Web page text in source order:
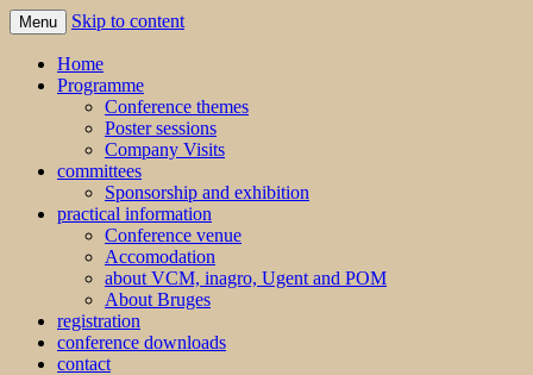
MS2013
Menu Skip to content
Home
Programme
Conference themes
Poster sessions
Company Visits
committees
Sponsorship and exhibition
practical information
Conference venue
Accomodation
about VCM, inagro, Ugent and POM
About Bruges
registration
conference downloads
contact